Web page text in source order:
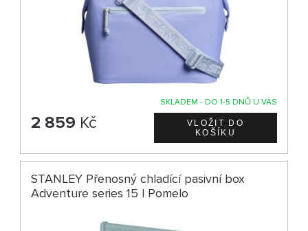
SKLADEM - DO 1-5 DNŮ U VÁS
2 859 Kč
STANLEY Přenosný chladící pasivní box
Adventure series 15 l Pomelo